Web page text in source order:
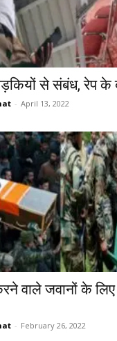
से संबंध, रेप के
- April 13, 2022
वाले जवानों के
- February 26, 2022